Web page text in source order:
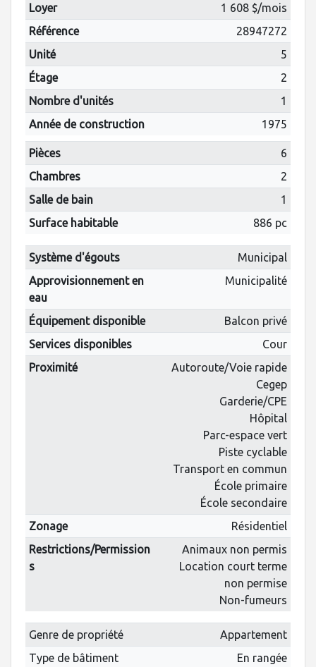
Loyer
1 608 $/mois
Référence
28947272
Unité
5
Étage
2
Nombre d'unités
1
Année de construction
1975
Pièces
6
Chambres
2
Salle de bain
1
Surface habitable
886 pc
Système d'égouts
Municipal
Approvisionnement en
eau
Municipalité
Équipement disponible
Balcon privé
Services disponibles
Cour
Proximité
Autoroute/Voie rapide
Cegep
Garderie/CPE
Hôpital
Parc-espace vert
Piste cyclable
Transport en commun
École primaire
École secondaire
Zonage
Résidentiel
Restrictions/Permission
s
Animaux non permis
Location court terme
non permise
Non-fumeurs
Genre de propriété
Appartement
Type de bâtiment
En rangée